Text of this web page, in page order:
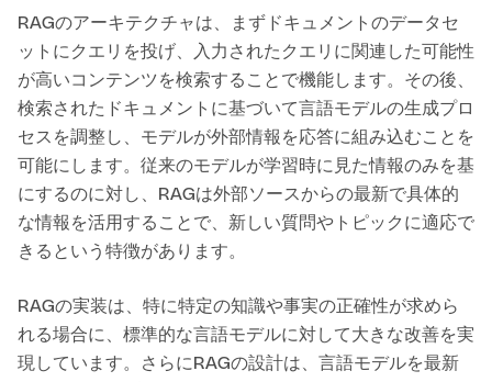
RAGのアーキテクチャは、まずドキュメントのデータセ
ットにクエリを投げ、入力されたクエリに関連した可能性
が高いコンテンツを検索することで機能します。その後、
検索されたドキュメントに基づいて言語モデルの生成プロ
セスを調整し、モデルが外部情報を応答に組み込むことを
可能にします。従来のモデルが学習時に見た情報のみを基
にするのに対し、RAGは外部ソースからの最新で具体的
な情報を活用することで、新しい質問やトピックに適応で
きるという特徴があります。
RAGの実装は、特に特定の知識や事実の正確性が求めら
れる場合に、標準的な言語モデルに対して大きな改善を実
現しています。さらにRAGの設計は、言語モデルを最新